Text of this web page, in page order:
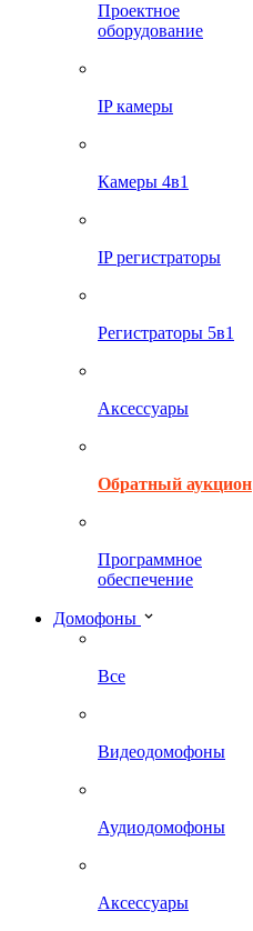
Проектное
оборудование
IP камеры
Камеры 4в1
IP регистраторы
Регистраторы 5в1
Аксессуары
Обратный аукцион
Программное
обеспечение
Домофоны
Все
Видеодомофоны
Аудиодомофоны
Аксессуары